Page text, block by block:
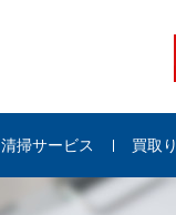
清掃サービス 買取り